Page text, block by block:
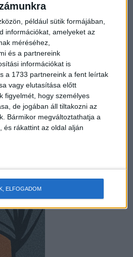
például sütik formájában,
információkat, amelyeket az
méréséhez,
és a partnereink
információkat is
a 1733 partnereink a fent leírtak
vagy elutasítása előtt
figyelmét, hogy személyes
de jogában áll tiltakozni az
Bármikor megváltoztathatja a
és rákattint az oldal alján
ELFOGADOM